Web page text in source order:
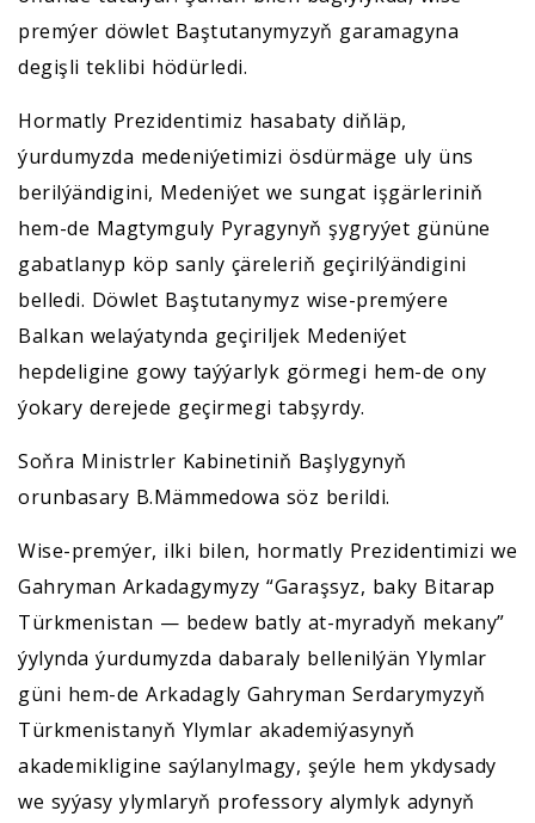
premýer döwlet Baştutanymyzyň garamagyna
degişli teklibi hödürledi.
Hormatly Prezidentimiz hasabaty diňläp,
ýurdumyzda medeniýetimizi ösdürmäge uly üns
berilýändigini, Medeniýet we sungat işgärleriniň
hem-de Magtymguly Pyragynyň şygryýet gününe
gabatlanyp köp sanly çäreleriň geçirilýändigini
belledi. Döwlet Baştutanymyz wise-premýere
Balkan welaýatynda geçiriljek Medeniýet
hepdeligine gowy taýýarlyk görmegi hem-de ony
ýokary derejede geçirmegi tabşyrdy.
Soňra Ministrler Kabinetiniň Başlygynyň
orunbasary B.Mämmedowa söz berildi.
Wise-premýer, ilki bilen, hormatly Prezidentimizi we
Gahryman Arkadagymyzy “Garaşsyz, baky Bitarap
Türkmenistan — bedew batly at-myradyň mekany”
ýylynda ýurdumyzda dabaraly bellenilýän Ylymlar
güni hem-de Arkadagly Gahryman Serdarymyzyň
Türkmenistanyň Ylymlar akademiýasynyň
akademikligine saýlanylmagy, şeýle hem ykdysady
we syýasy ylymlaryň professory alymlyk adynyň